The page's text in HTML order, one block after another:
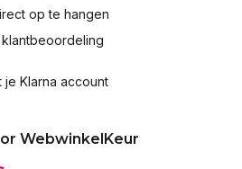
op te hangen
je Klarna account
WebwinkelKeur